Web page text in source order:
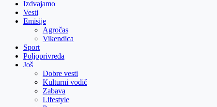
Izdvajamo
Vesti
Emisije
Agročas
Vikendica
Sport
Poljoprivreda
Još
Dobre vesti
Kulturni vodič
Zabava
Lifestyle